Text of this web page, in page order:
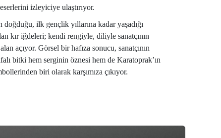
izleyiciye ulaştırıyor.
ilk gençlik yıllarına kadar yaşadığı
kır iğdeleri; kendi rengiyle, diliyle sanatçının
açıyor. Görsel bir hafıza sonucu, sanatçının
bitki hem serginin öznesi hem de Karatoprak’ın
biri olarak karşımıza çıkıyor.